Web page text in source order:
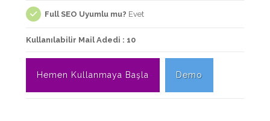
Full SEO Uyumlu mu? Evet
Kullanılabilir Mail Adedi : 10
Hemen Kullanmaya Başla Demo